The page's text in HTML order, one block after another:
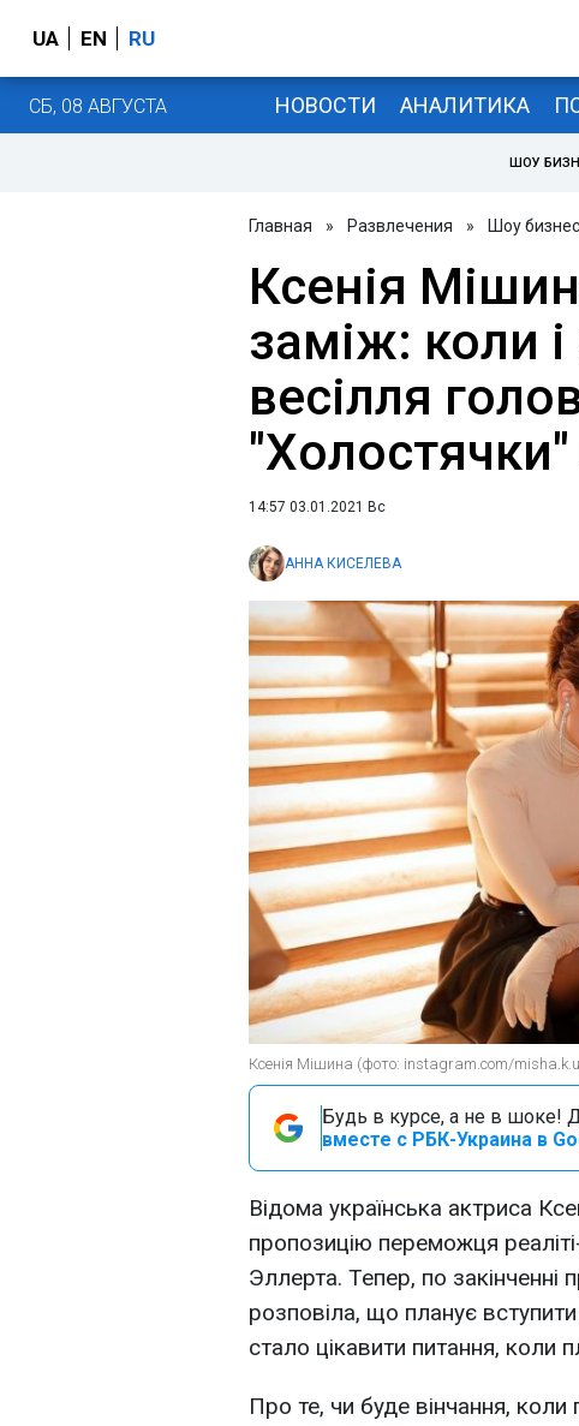
UA EN RU
СБ, 08 АВГУСТА НОВОСТИ АНАЛИТИКА
ШОУ
Главная » Развлечения » Шоу бизнес
Ксенія
заміж: коли
весілля
"Холостячки"
14:57 03.01.2021 Вс
АННА КИСЕЛЕВА
Ксенія Мішина (фото: instagram.com/
Будь в курсе, а не в шоке!
вместе с РБК-Украина в
Відома українська актриса
пропозицію переможця
Эллерта. Тепер, по закінченні
розповіла, що планує
стало цікавити питання, коли
Про те, чи буде вінчання,